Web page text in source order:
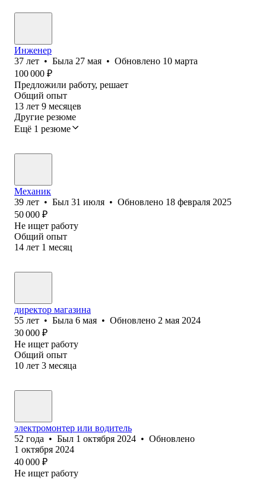
Инженер
37 лет • Была 27 мая • Обновлено 10 марта
100 000 ₽
Предложили работу, решает
Общий опыт
13 лет 9 месяцев
Другие резюме
Ещё 1 резюме
Механик
39 лет • Был 31 июля • Обновлено 18 февраля 2025
50 000 ₽
Не ищет работу
Общий опыт
14 лет 1 месяц
директор магазина
55 лет • Была 6 мая • Обновлено 2 мая 2024
30 000 ₽
Не ищет работу
Общий опыт
10 лет 3 месяца
электромонтер или водитель
52 года • Был 1 октября 2024 • Обновлено
1 октября 2024
40 000 ₽
Не ищет работу